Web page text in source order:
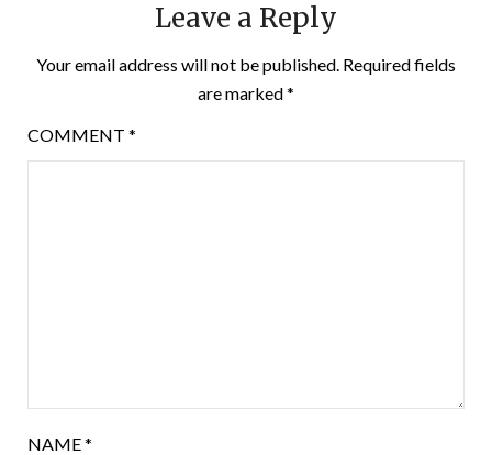
Leave a Reply
Your email address will not be published. Required fields
are marked*
COMMENT *
NAME*